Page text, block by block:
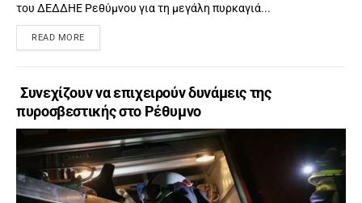
του ΔΕΔΔΗΕ Ρεθύμνου για τη μεγάλη πυρκαγιά...
READ MORE
Συνεχίζουν να επιχειρούν δυνάμεις της
πυροσβεστικής στο Ρέθυμνο